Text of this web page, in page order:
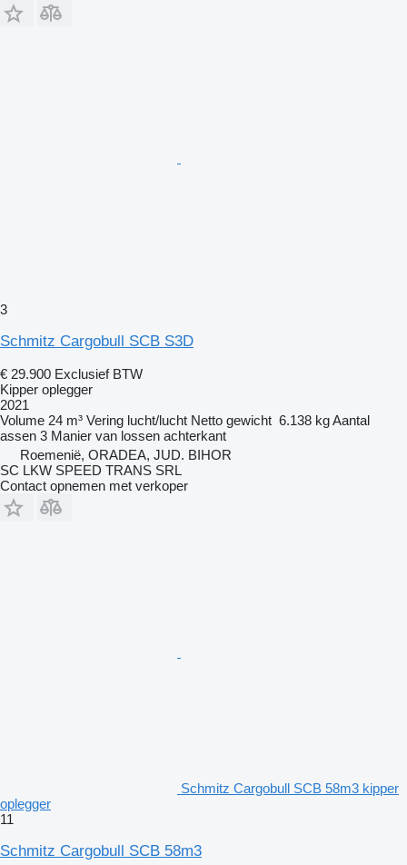
3
Schmitz Cargobull SCB S3D
€ 29.900 Exclusief BTW
Kipper oplegger
2021
Volume 24 m³ Vering lucht/lucht Netto gewicht 6.138 kgAantal
assen 3 Manier van lossen achterkant
Roemenië, ORADEA, JUD. BIHOR
SC LKW SPEED TRANS SRL
Contact opnemen met verkoper
Schmitz Cargobull SCB 58m3 kipper
oplegger
11
Schmitz Cargobull SCB 58m3